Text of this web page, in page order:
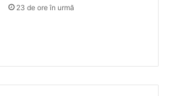
23 de ore în urmă